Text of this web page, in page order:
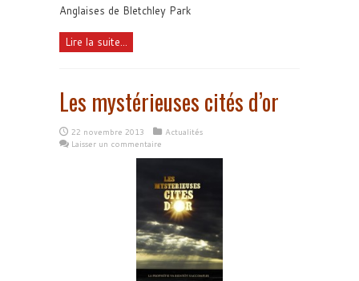
Anglaises de Bletchley Park
Lire la suite...
Les mystérieuses cités d’or
22 novembre 2013
Actualités
Laisser un commentaire